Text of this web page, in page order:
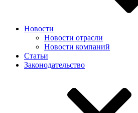
Новости
Новости отрасли
Новости компаний
Статьи
Законодательство